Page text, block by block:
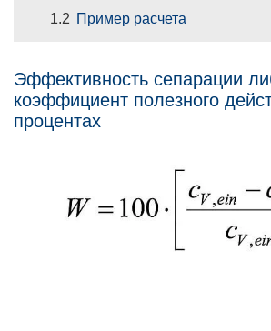
Пример расчета
Эффективность сепарации
коэффициент полезного
процентах